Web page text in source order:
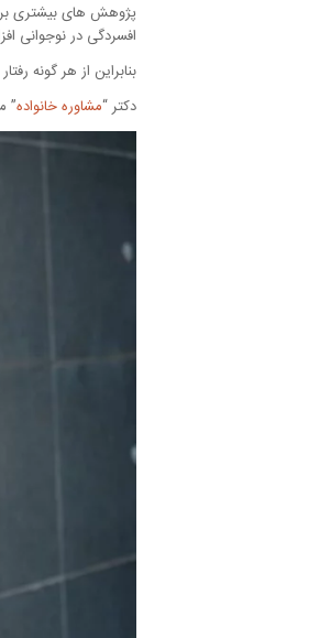
پژوهش های بیشتری
افسردگی در نوجوانی
بنابراین از هر گونه
دکتر “مشاوره خانواده”